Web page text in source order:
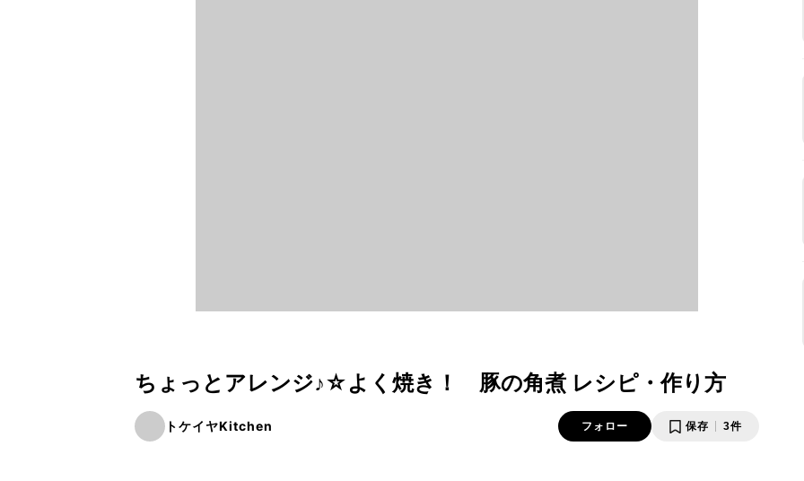
ちょっとアレンジ♪☆よく焼き！ 豚の角煮 レシピ・作り方
トケイヤKitchen フォロー 保存 3件